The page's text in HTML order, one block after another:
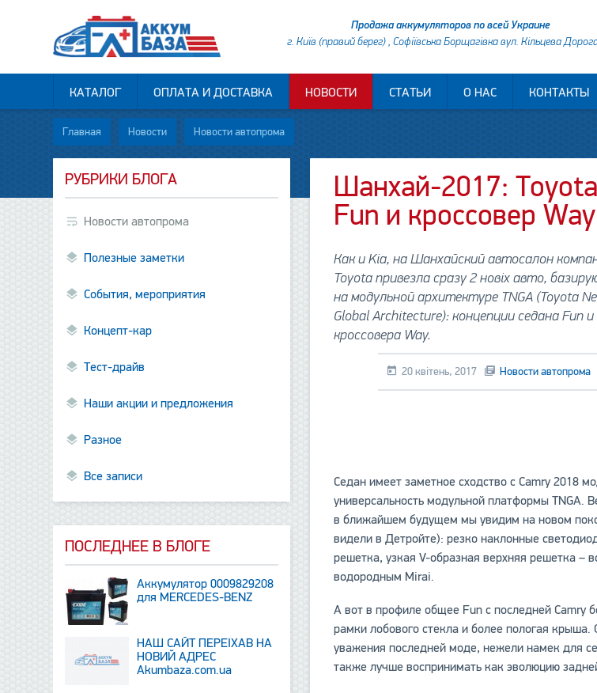
Продажа аккумуляторов по всей Украине
г. Київ (правий берег) , Софіївська Борщагівка вул. Кільцева
КАТАЛОГ ОПЛАТА И ДОСТАВКА НОВОСТИ СТАТЬИ О НАС КОНТАКТЫ
Главная Новости Новости автопрома
Шанхай-2017:
Fun и кроссовер Way
Как и Kia, на Шанхайский автосалон
Toyota привезла сразу 2 новіх авто,
на модульной архитектуре TNGA (Toyota
Global Architecture): концепции седана Fun и
кроссовера Way.
20 квітень, 2017 Новости автопрома
Седан имеет заметное сходство с Camry 2018
универсальность модульной платформы TNGA.
в ближайшем будущем мы увидим на новом
видели в Детройте): резко наклонные
решетка, узкая V-образная верхняя решетка
водородным Mirai.
А вот в профиле общее Fun с последней Camry
рамки лобового стекла и более пологая
уважения последней моде, нежели намек для
также лучше воспринимать как эволюцию
РУБРИКИ БЛОГА
Новости автопрома
Полезные заметки
События, мероприятия
Концепт-кар
Тест-драйв
Наши акции и предложения
Разное
Все записи
ПОСЛЕДНЕЕ В БЛОГЕ
Аккумулятор 0009829208
для MERCEDES-BENZ
НАШ САЙТ ПЕРЕЇХАВ НА
НОВИЙ АДРЕС
Аkumbaza.com.ua